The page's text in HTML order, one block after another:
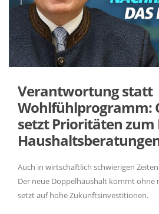
Verantwortung statt
Wohlfühlprogramm:
setzt Prioritäten zum
Auch in wirtschaftlich schwierigen
Der neue Doppelhaushalt kommt ohne
setzt auf hohe Zukunftsinvestitionen.